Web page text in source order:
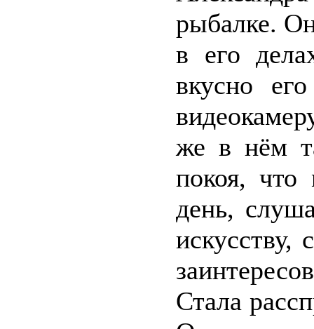
рыбалке.
в его
вкусно
же в нём
покоя,
день,
искусству,
Стала